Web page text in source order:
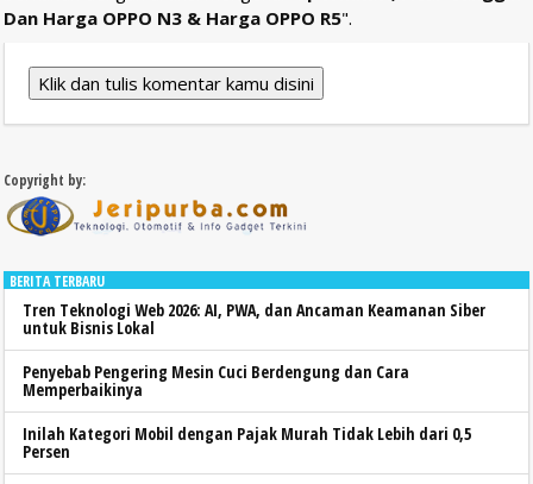
Dan Harga OPPO N3 & Harga OPPO R5".
Klik dan tulis komentar kamu disini
Copyright by:
BERITA TERBARU
Tren Teknologi Web 2026: AI, PWA, dan Ancaman Keamanan Siber
untuk Bisnis Lokal
Penyebab Pengering Mesin Cuci Berdengung dan Cara
Memperbaikinya
Inilah Kategori Mobil dengan Pajak Murah Tidak Lebih dari 0,5
Persen